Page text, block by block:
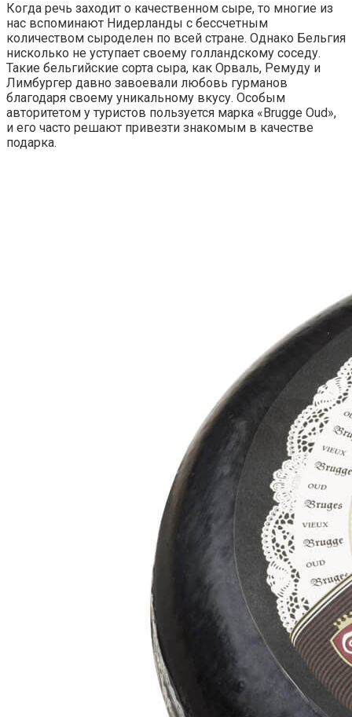
Когда речь заходит о качественном сыре, то многие из
нас вспоминают Нидерланды с бессчетным
количеством сыроделен по всей стране. Однако Бельгия
нисколько не уступает своему голландскому соседу.
Такие бельгийские сорта сыра, как Орваль, Ремуду и
Лимбургер давно завоевали любовь гурманов
благодаря своему уникальному вкусу. Особым
авторитетом у туристов пользуется марка «Brugge Oud»,
и его часто решают привезти знакомым в качестве
подарка.